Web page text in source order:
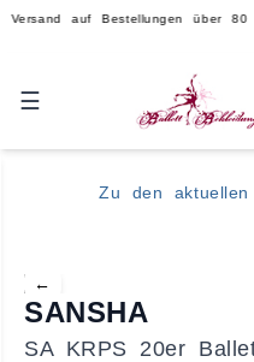
auf Bestellungen über 80 € -
☰
Zu den aktuellen
←
SANSHA
SA KRPS 20er